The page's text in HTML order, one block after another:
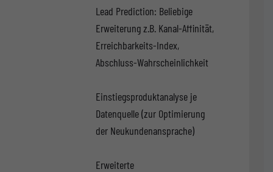
Lead Prediction: Beliebige
Erweiterung z.B. Kanal-Affinität,
Erreichbarkeits-Index,
Abschluss-Wahrscheinlichkeit
Einstiegsproduktanalyse je
Datenquelle (zur Optimierung
der Neukundenansprache)
Erweiterte